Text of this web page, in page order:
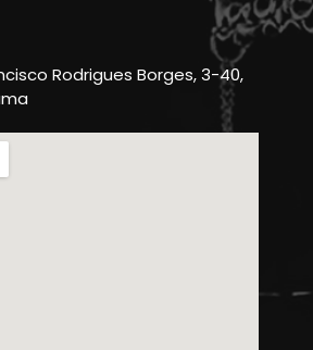
Rodrigues Borges, 3-40,